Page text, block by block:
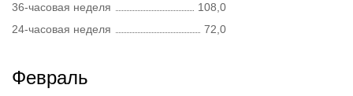
36-часовая неделя
108,0
24-часовая неделя
72,0
Февраль